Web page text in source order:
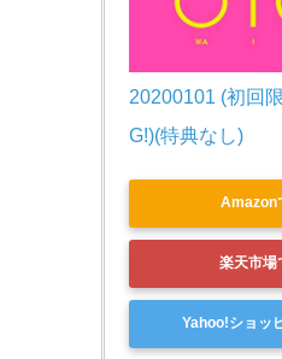
20200101 (初回
G!)(特典なし)
Amazon
楽天市場
Yahoo!ショッ